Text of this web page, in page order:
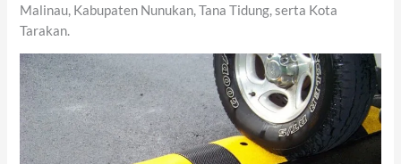
Malinau, Kabupaten Nunukan, Tana Tidung, serta Kota
Tarakan.